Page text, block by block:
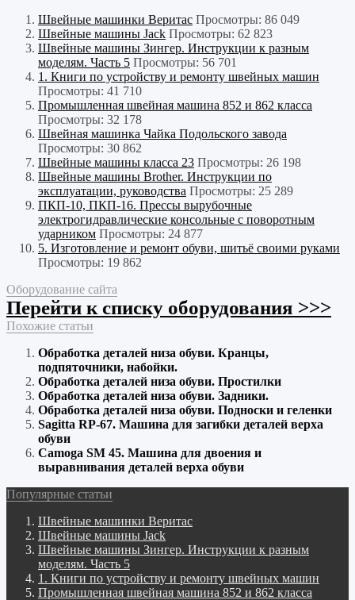
Швейные машинки Веритас Просмотры: 86 049
Швейные машины Jack Просмотры: 62 823
Швейные машины Зингер. Инструкции к разным
моделям. Часть 5 Просмотры: 56 701
1. Книги по устройству и ремонту швейных машин
Просмотры: 41 710
Промышленная швейная машина 852 и 862 класса
Просмотры: 32 178
Швейная машинка Чайка Подольского завода
Просмотры: 30 862
Швейные машины класса 23 Просмотры: 26 198
Швейные машины Brother. Инструкции по
эксплуатации, руководства Просмотры: 25 289
ПКП-10, ПКП-16. Прессы вырубочные
электрогидравлические консольные с поворотным
ударником Просмотры: 24 877
5. Изготовление и ремонт обуви, шитьё своими руками
Просмотры: 19 862
Оборудование сайта
Перейти к списку оборудования >>>
Похожие статьи
Обработка деталей низа обуви. Кранцы,
подпяточники, набойки.
Обработка деталей низа обуви. Простилки
Обработка деталей низа обуви. Задники.
Обработка деталей низа обуви. Подноски и геленки
Sagitta RP-67. Машина для загибки деталей верха
обуви
Camoga SM 45. Машина для двоения и
выравнивания деталей верха обуви
Популярные статьи
Швейные машинки Веритас
Швейные машины Jack
Швейные машины Зингер. Инструкции к разным
моделям. Часть 5
1. Книги по устройству и ремонту швейных машин
Промышленная швейная машина 852 и 862 класса